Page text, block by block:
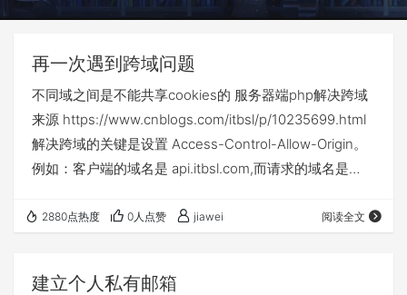
再一次遇到跨域问题
不同域之间是不能共享cookies的 服务器端php解决跨域
来源 https://www.cnblogs.com/itbsl/p/10235699.html
解决跨域的关键是设置 Access-Control-Allow-Origin。
例如：客户端的域名是 api.itbsl.com,而请求的域名是
XMLHttpRequest cannot
2880点热度 0人点赞 jiawei 阅读全文
建立个人私有邮箱